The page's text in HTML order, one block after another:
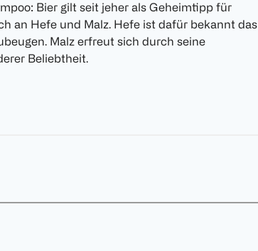
Bier gilt seit jeher als Geheimtipp für
an Hefe und Malz. Hefe ist dafür bekannt das
Malz erfreut sich durch seine
Beliebtheit.